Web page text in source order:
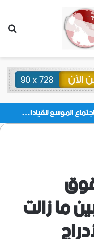
برعاية الرئيس الزُبيدي.. بدء انعقاد الاجتماع الموسع للقيادات المحلية بالعاصمة ولمديريات وكتل مجلس العموم ومنسقيات الجامعة بالعاصمة عدن
ما زالت